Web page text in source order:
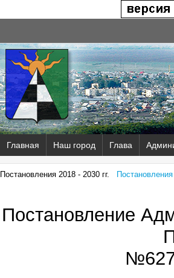
Главная Наш город Глава
Постановления 2018 - 2030 гг. Постановления
Постановление